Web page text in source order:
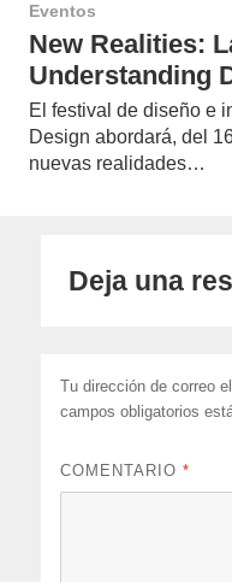
Eventos
New Realities:
Understanding
El festival de diseño e
Design abordará, del
nuevas realidades…
Deja una
Tu dirección de correo
campos obligatorios
COMENTARIO*